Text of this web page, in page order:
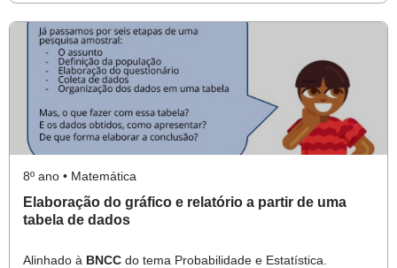
8º ano • Matemática
Elaboração do gráfico e relatório a partir de uma
tabela de dados
Alinhado à BNCC do tema Probabilidade e Estatística.